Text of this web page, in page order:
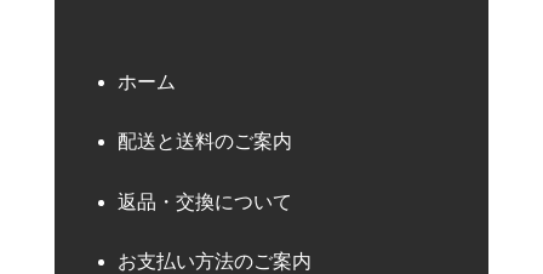
ホーム
配送と送料のご案内
返品・交換について
お支払い方法のご案内